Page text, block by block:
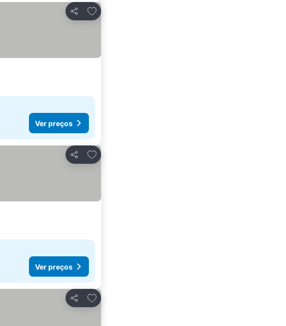
Partilhar
Adicionar aos favoritos
Ver preços
Partilhar
Adicionar aos favoritos
Ver preços
Partilhar
Adicionar aos favoritos